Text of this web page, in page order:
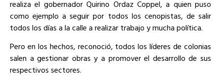
realiza el gobernador Quirino Ordaz Coppel, a quien puso
como ejemplo a seguir por todos los cenopistas, de salir
todos los días a la calle a realizar trabajo y mucha política.
Pero en los hechos, reconoció, todos los líderes de colonias
salen a gestionar obras y a promover el desarrollo de sus
respectivos sectores.